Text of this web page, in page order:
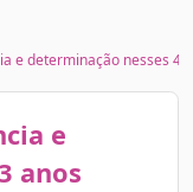
e determinação nesses 43
e
anos